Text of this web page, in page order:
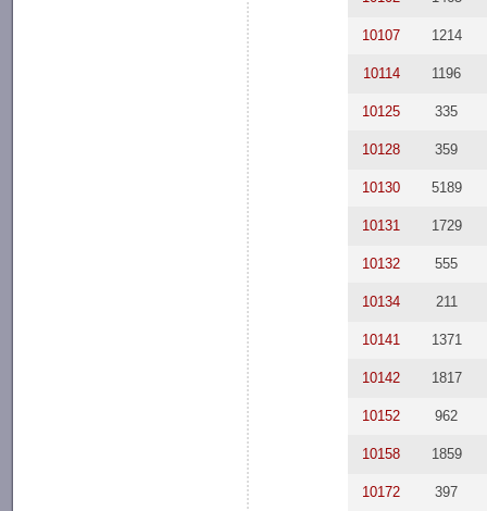
10107 1214
10114 1196
10125 335
10128 359
10130 5189
10131 1729
10132 555
10134 211
10141 1371
10142 1817
10152 962
10158 1859
10172 397